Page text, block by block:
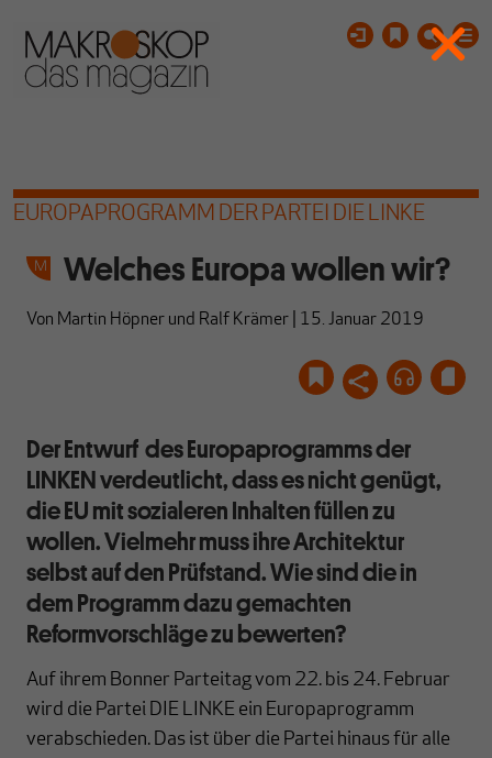
EUROPAPROGRAMM DER PARTEI DIE LINKE
Welches Europa wollen wir?
Von Martin Höpner und Ralf Krämer 15. Januar 2019
Der Entwurf des Europaprogramms der
LINKEN verdeutlicht, dass es nicht genügt,
die EU mit sozialeren Inhalten füllen zu
wollen. Vielmehr muss ihre Architektur
selbst auf den Prüfstand. Wie sind die in
dem Programm dazu gemachten
Reformvorschläge zu bewerten?
Auf ihrem Bonner Parteitag vom 22. bis 24. Februar
wird die Partei DIE LINKE ein Europaprogramm
verabschieden. Das ist über die Partei hinaus für alle